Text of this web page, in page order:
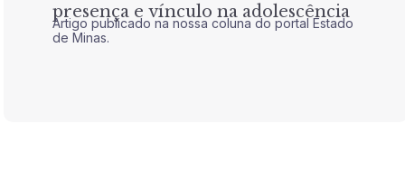
presença e vínculo na adolescência
Artigo publicado na nossa coluna do portal Estado
de Minas.